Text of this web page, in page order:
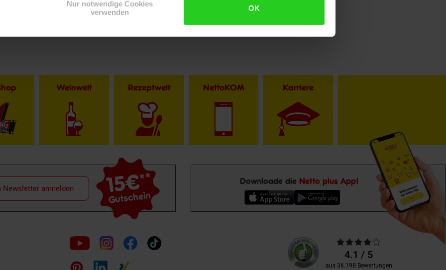
Nur notwendige Cookies
verwenden
OK
Weinwelt Rezeptwelt NettoKOM Karriere
15€**
Gutschein
Newsletter anmelden
Downloade die Netto plus App!
Folge
uns
auf
Unsere
Kundenbewertungen
Durchschnittliche
Bewertungen4.1 / 5
aus 36.198 Bewertungen